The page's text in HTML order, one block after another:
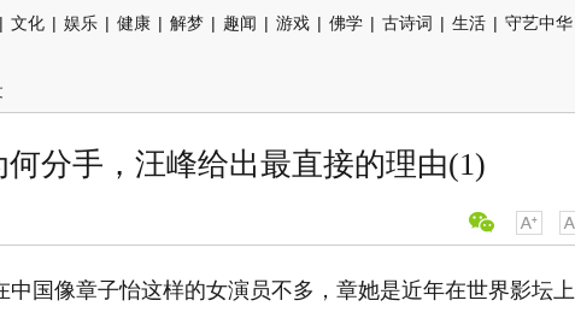
| 文化 | 娱乐 | 健康 | 解梦 | 趣闻 | 游戏 | 佛学 | 古诗词 | 生活 | 守艺中华
分手，汪峰给出最直接的理由(1)
中国像章子怡这样的女演员不多，章她是近年在世界影坛上